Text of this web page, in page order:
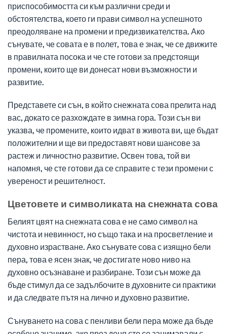
приспособимостта си към различни среди и
обстоятелства, което ги прави символ на успешното
преодоляване на промени и предизвикателства. Ако
сънувате, че совата е в полет, това е знак, че се движите
в правилната посока и че сте готови за предстоящи
промени, които ще ви донесат нови възможности и
развитие.
Представете си сън, в който снежната сова прелита над
вас, докато се разхождате в зимна гора. Този сън ви
указва, че промените, които идват в живота ви, ще бъдат
положителни и ще ви предоставят нови шансове за
растеж и личностно развитие. Освен това, той ви
напомня, че сте готови да се справите с тези промени с
увереност и решителност.
Цветовете и символиката на снежната сова
Белият цвят на снежната сова е не само символ на
чистота и невинност, но също така и на просветление и
духовно израстване. Ако сънувате сова с изящно бели
пера, това е ясен знак, че достигате ново ниво на
духовно осъзнаване и разбиране. Този сън може да
бъде стимул да се задълбочите в духовните си практики
и да следвате пътя на лично и духовно развитие.
Сънуването на сова с пенливи бели пера може да бъде